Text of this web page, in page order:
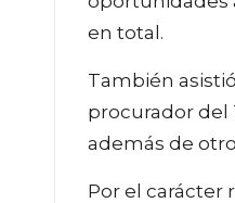
en total.
También
procurador del
además de
Por el carácter